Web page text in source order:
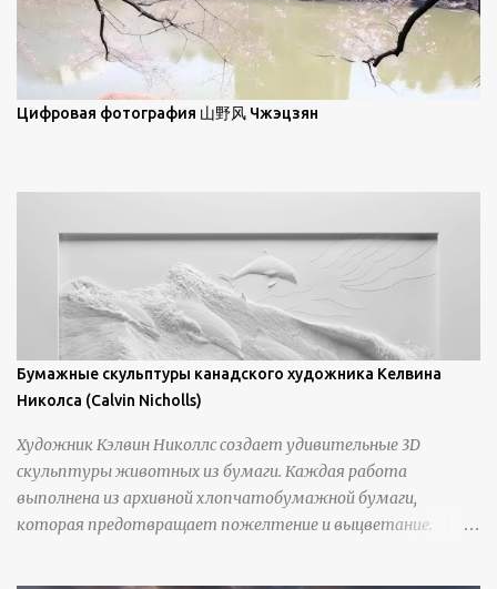
некотором смысле, персонажи его картин предлагают
зрителям незаконченный рассказ, который усиливается его
уникальной манерой использования освещения". Для
просмотра всех работ, посетите страницу –
Цифровая фотография 山野风 Чжэцзян
Бумажные скульптуры канадского художника Келвина
Николса (Calvin Nicholls)
Художник Кэлвин Николлс создает удивительные 3D
скульптуры животных из бумаги. Каждая работа
выполнена из архивной хлопчатобумажной бумаги,
которая предотвращает пожелтение и выцветание.